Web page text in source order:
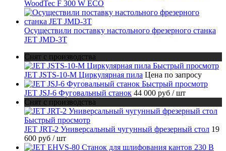
WoodTec F 300 W ECO
Осуществили поставку настольного фрезерного станка
JET JMD-3T
Снят с производства
Быстрый просмотр
JET JSTS-10-M Циркулярная пила Цена по запросу
Быстрый просмотр
JET JSJ-6 Фуговальный станок 44 000 руб / шт
Снят с производства
Быстрый просмотр
JET JRT-2 Универсальный чугунный фрезерный стол 19
600 руб / шт